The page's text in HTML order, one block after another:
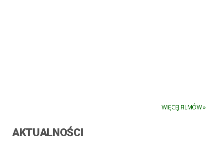
WIĘCEJ FILMÓW »
AKTUALNOŚCI